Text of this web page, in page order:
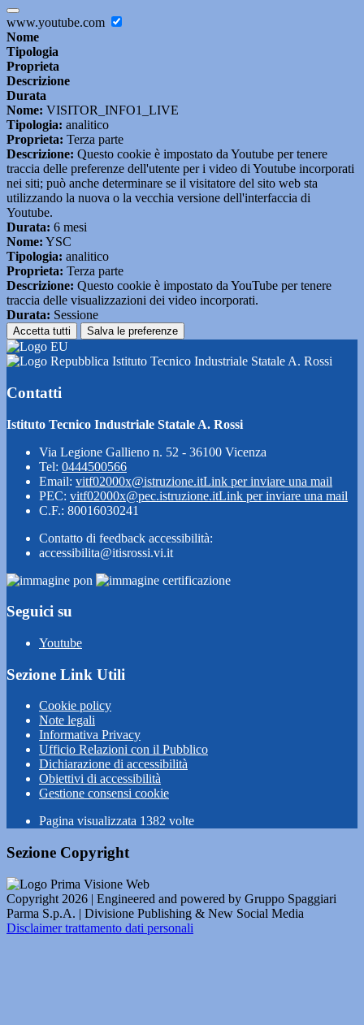
www.youtube.com
Nome
Tipologia
Proprieta
Descrizione
Durata
Nome: VISITOR_INFO1_LIVE
Tipologia: analitico
Proprieta: Terza parte
Descrizione: Questo cookie è impostato da Youtube per tenere
traccia delle preferenze dell'utente per i video di Youtube incorporati
nei siti; può anche determinare se il visitatore del sito web sta
utilizzando la nuova o la vecchia versione dell'interfaccia di
Youtube.
Durata: 6 mesi
Nome: YSC
Tipologia: analitico
Proprieta: Terza parte
Descrizione: Questo cookie è impostato da YouTube per tenere
traccia delle visualizzazioni dei video incorporati.
Durata: Sessione
Accetta tutti Salva le preferenze
Istituto Tecnico Industriale Statale A. Rossi
Contatti
Istituto Tecnico Industriale Statale A. Rossi
Via Legione Gallieno n. 52 - 36100 Vicenza
Tel: 0444500566
Email: vitf02000x@istruzione.itLink per inviare una mail
PEC: vitf02000x@pec.istruzione.itLink per inviare una mail
C.F.: 80016030241
Contatto di feedback accessibilità:
accessibilita@itisrossi.vi.it
Seguici su
Youtube
Sezione Link Utili
Cookie policy
Note legali
Informativa Privacy
Ufficio Relazioni con il Pubblico
Dichiarazione di accessibilità
Obiettivi di accessibilità
Gestione consensi cookie
Pagina visualizzata 1382 volte
Sezione Copyright
Copyright 2026 | Engineered and powered by Gruppo Spaggiari
Parma S.p.A. | Divisione Publishing & New Social Media
Disclaimer trattamento dati personali